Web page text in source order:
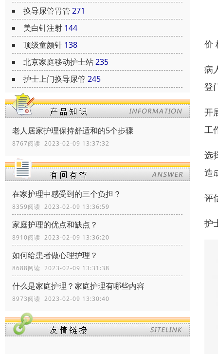
换导尿管胃管 271
美白针注射 144
顶级童颜针 138
北京家庭移动护士站235
护士上门换导尿管 245
老人居家护理保持舒适和的5个步骤
8767阅读 2023-02-09 13:37:32
在家护理中感受到的三个负担？
8359阅读 2023-02-09 13:36:59
家庭护理的优点和缺点？
8910阅读 2023-02-09 13:36:20
如何给患者做心理护理？
8688阅读 2023-02-09 13:31:38
什么是家庭护理？家庭护理有哪些内容
8973阅读 2023-02-09 13:30:40
价
病
登
开
工
选
造
评
护